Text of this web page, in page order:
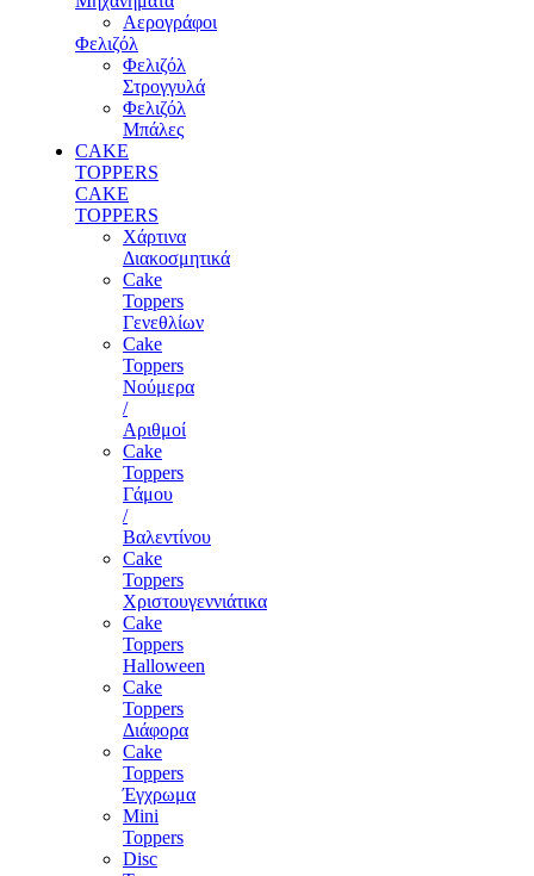
Αερογράφοι
Φελιζόλ
Φελιζόλ
Στρογγυλά
Φελιζόλ
Μπάλες
CAKE
TOPPERS
CAKE
TOPPERS
Χάρτινα
Διακοσμητικά
Cake
Toppers
Γενεθλίων
Cake
Toppers
Νούμερα
/
Αριθμοί
Cake
Toppers
Γάμου
/
Βαλεντίνου
Cake
Toppers
Χριστουγεννιάτικα
Cake
Toppers
Halloween
Cake
Toppers
Διάφορα
Cake
Toppers
Έγχρωμα
Mini
Toppers
Disc